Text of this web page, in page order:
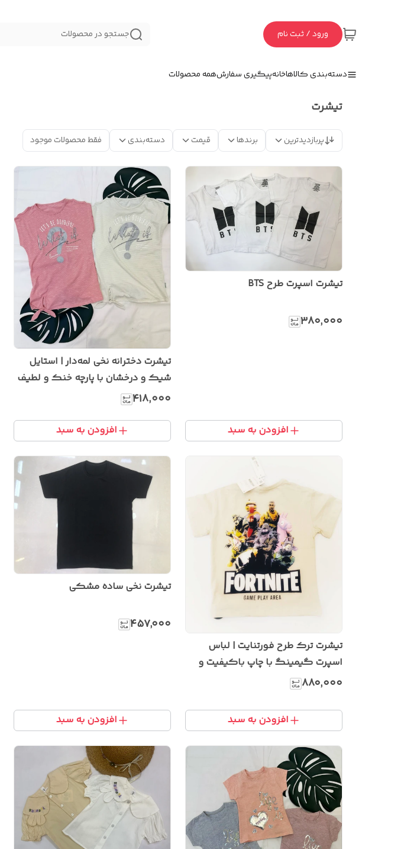
ورود / ثبت نام جستجو در محصولات
دسته‌بندی کالاهاخانهپیگیری سفارشهمه محصولات
تیشرت
پربازدیدترین برندها قیمت دسته‌بندی فقط محصولات موجود
تیشرت اسپرت طرح BTS
۳۸۰٬۰۰۰
افزودن به سبد
تیشرت دخترانه نخی لمه‌دار | استایل
شیک و درخشان با پارچه خنک و لطیف
۴۱۸٬۰۰۰
افزودن به سبد
تیشرت ترک طرح فورتنایت | لباس
اسپرت گیمینگ با چاپ باکیفیت و
پارچه ترک
۸۸۰٬۰۰۰
افزودن به سبد
تیشرت نخی ساده مشکی
۴۵۷٬۰۰۰
افزودن به سبد